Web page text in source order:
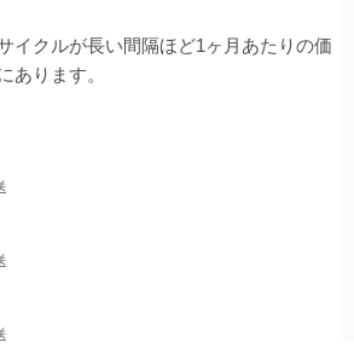
イクルが長い間隔ほど1ヶ月あたりの価
あります。